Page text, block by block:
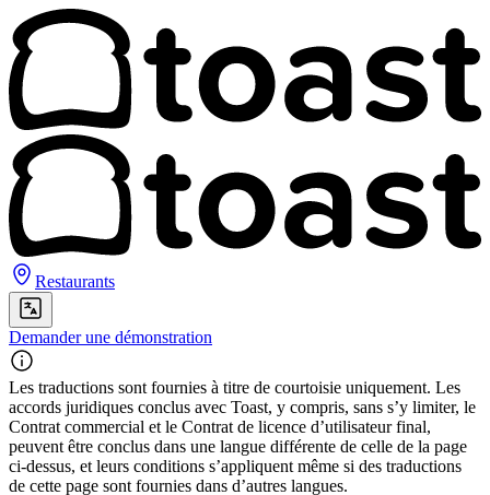
Restaurants
Demander une démonstration
Les traductions sont fournies à titre de courtoisie uniquement. Les
accords juridiques conclus avec Toast, y compris, sans s’y limiter, le
Contrat commercial et le Contrat de licence d’utilisateur final,
peuvent être conclus dans une langue différente de celle de la page
ci-dessus, et leurs conditions s’appliquent même si des traductions
de cette page sont fournies dans d’autres langues.